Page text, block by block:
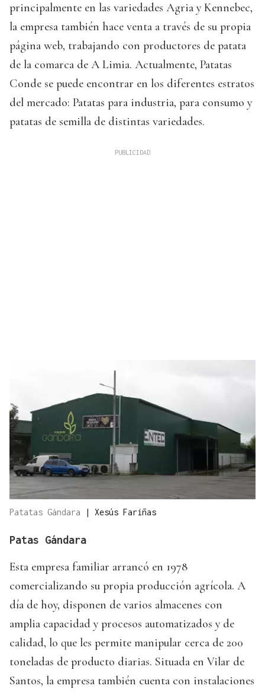
principalmente en las variedades Agria y Kennebec,
la empresa también hace venta a través de su propia
página web, trabajando con productores de patata
de la comarca de A Limia. Actualmente, Patatas
Conde se puede encontrar en los diferentes estratos
del mercado: Patatas para industria, para consumo y
patatas de semilla de distintas variedades.
Patatas Gándara | Xesús Fariñas
Patas Gándara
Esta empresa familiar arrancó en 1978
comercializando su propia producción agrícola. A
día de hoy, disponen de varios almacenes con
amplia capacidad y procesos automatizados y de
calidad, lo que les permite manipular cerca de 200
toneladas de producto diarias. Situada en Vilar de
Santos, la empresa también cuenta con instalaciones